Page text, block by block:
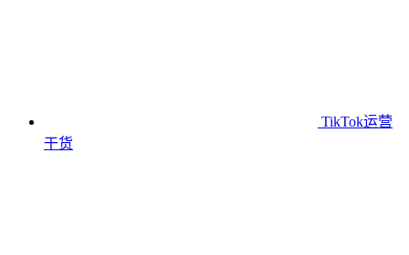
TikTok运营
干货